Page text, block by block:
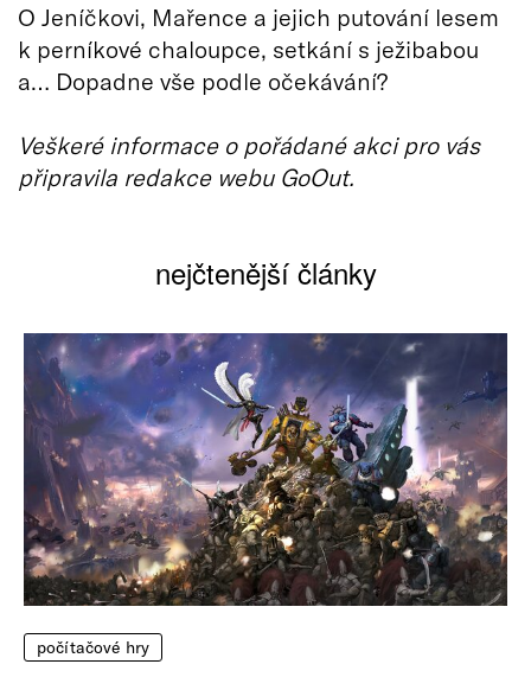
O Jeníčkovi, Mařence a jejich putování lesem
k perníkové chaloupce, setkání s ježibabou
a… Dopadne vše podle očekávání?
Veškeré informace o pořádané akci pro vás
připravila redakce webu GoOut.
nejčtenější články
počítačové hry